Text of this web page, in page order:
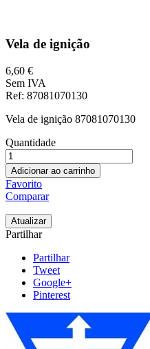
Vela de ignição
6,60 €
Sem IVA
Ref: 87081070130
Vela de ignição 87081070130
Quantidade
Adicionar ao carrinho
Favorito
Comparar
Partilhar
Partilhar
Tweet
Google+
Pinterest